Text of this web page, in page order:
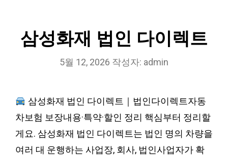
삼성화재 법인 다이렉트
5월 12, 2026 작성자: admin
삼성화재 법인 다이렉트｜법인다이렉트자동
차보험 보장내용·특약·할인 정리 핵심부터 정리할
게요. 삼성화재 법인 다이렉트는 법인 명의 차량을
여러 대 운행하는 사업장, 회사, 법인사업자가 확